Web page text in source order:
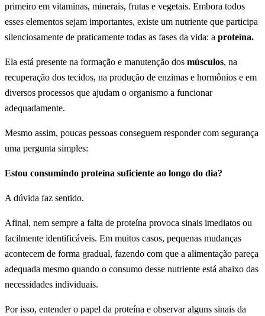
primeiro em vitaminas, minerais, frutas e vegetais. Embora todos
esses elementos sejam importantes, existe um nutriente que participa
silenciosamente de praticamente todas as fases da vida: a proteína.
Ela está presente na formação e manutenção dos músculos, na
recuperação dos tecidos, na produção de enzimas e hormônios e em
diversos processos que ajudam o organismo a funcionar
adequadamente.
Mesmo assim, poucas pessoas conseguem responder com segurança
uma pergunta simples:
Estou consumindo proteína suficiente ao longo do dia?
A dúvida faz sentido.
Afinal, nem sempre a falta de proteína provoca sinais imediatos ou
facilmente identificáveis. Em muitos casos, pequenas mudanças
acontecem de forma gradual, fazendo com que a alimentação pareça
adequada mesmo quando o consumo desse nutriente está abaixo das
necessidades individuais.
Por isso, entender o papel da proteína e observar alguns sinais da